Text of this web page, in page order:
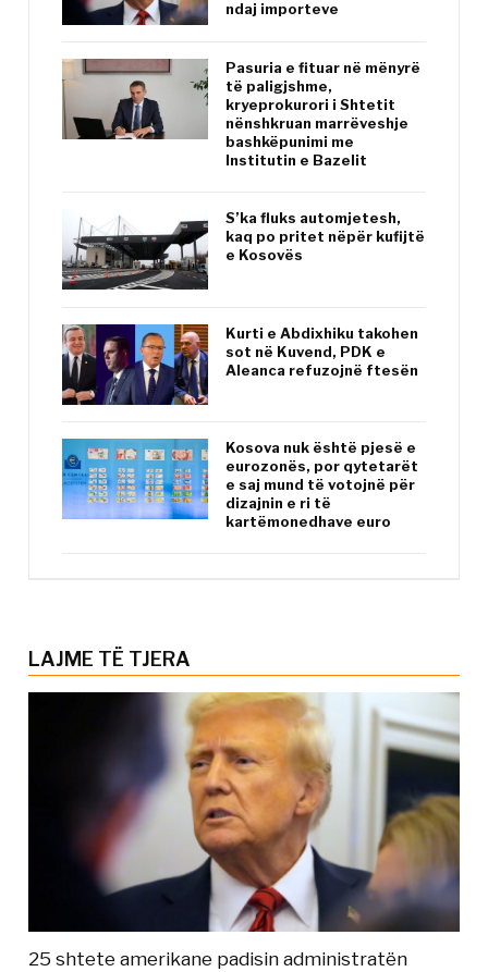
ndaj importeve
Pasuria e fituar në mënyrë
të paligjshme,
kryeprokurori i Shtetit
nënshkruan marrëveshje
bashkëpunimi me
Institutin e Bazelit
S’ka fluks automjetesh,
kaq po pritet nëpër kufijtë
e Kosovës
Kurti e Abdixhiku takohen
sot në Kuvend, PDK e
Aleanca refuzojnë ftesën
Kosova nuk është pjesë e
eurozonës, por qytetarët
e saj mund të votojnë për
dizajnin e ri të
kartëmonedhave euro
LAJME TË TJERA
25 shtete amerikane padisin administratën